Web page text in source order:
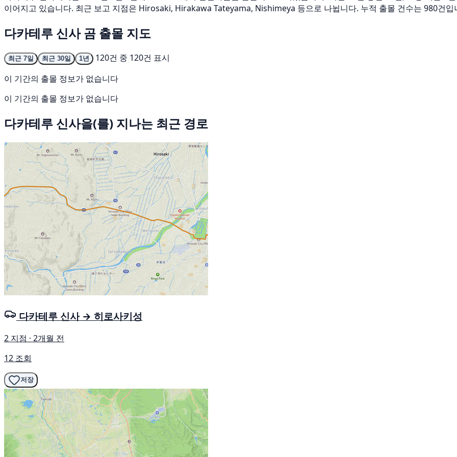
이어지고 있습니다. 최근 보고 지점은 Hirosaki, Hirakawa Tateyama, Nishimeya 등으로 나뉩니다. 누적 출몰 건수는 980건입
다카테루 신사 곰 출몰 지도
최근 7일 최근 30일 1년
120건 중 120건 표시
이 기간의 출몰 정보가 없습니다
이 기간의 출몰 정보가 없습니다
다카테루 신사을(를) 지나는 최근 경로
다카테루 신사 → 히로사키성
2 지점 · 2개월 전
12 조회
저장